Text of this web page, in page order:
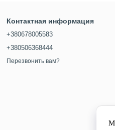
Контактная информация
+380678005583
+380506368444
Перезвонить вам?